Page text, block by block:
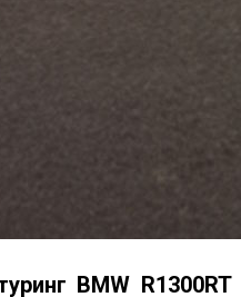
BMW R1300RT